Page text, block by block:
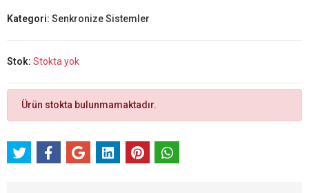
Kategori: Senkronize Sistemler
Stok: Stokta yok
Ürün stokta bulunmamaktadır.